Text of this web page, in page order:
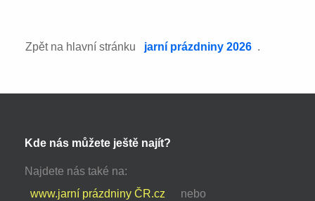
Zpět na hlavní stránku jarní prázdniny 2026 .
Kde nás můžete ještě najít?
Najdete nás také na:
www.jarní prázdniny ČR.cz
nebo